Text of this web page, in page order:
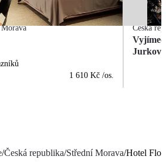
1 610 Kč /os.
Česká
/Česká republika/Střední Morava/Hotel